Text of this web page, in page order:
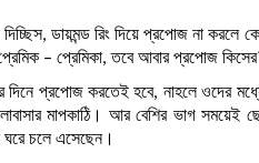
ডায়মন্ড রিং দিয়ে প্রপোজ না করলে
– প্রেমিকা, তবে আবার প্রপোজ
প্রপোজ করতেই হবে, নাহলে ওদের
মাপকাঠি। আর বেশির ভাগ সময়েই
ঘরে চলে এসেছেন।